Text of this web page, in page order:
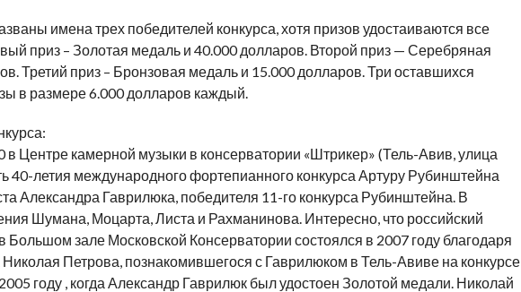
имена трех победителей конкурса, хотя призов удостаиваются все
приз – Золотая медаль и 40.000 долларов. Второй приз — Серебряная
Третий приз – Бронзовая медаль и 15.000 долларов. Три оставшихся
в размере 6.000 долларов каждый.
в Центре камерной музыки в консерватории «Штрикер» (Тель-Авив, улица
40-летия международного фортепианного конкурса Артуру Рубинштейна
Александра Гаврилюка, победителя 11-го конкурса Рубинштейна. В
Шумана, Моцарта, Листа и Рахманинова. Интересно, что российский
Большом зале Московской Консерватории состоялся в 2007 году благодаря
Петрова, познакомившегося с Гаврилюком в Тель-Авиве на конкурсе
году , когда Александр Гаврилюк был удостоен Золотой медали. Николай